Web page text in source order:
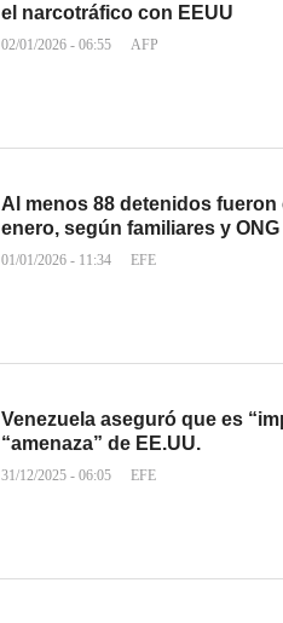
el narcotráfico con EEUU
02/01/2026 - 06:55 AFP
Al menos 88 detenidos
enero, según familiares y ONG
01/01/2026 - 11:34 EFE
Venezuela aseguró que es
“amenaza” de EE.UU.
31/12/2025 - 06:05 EFE